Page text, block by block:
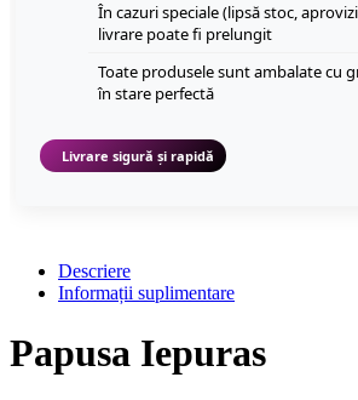
În cazuri speciale (lipsă stoc,
livrare poate fi prelungit
Toate produsele sunt ambalate cu
în stare perfectă
Livrare sigură și rapidă
Descriere
Informații suplimentare
Papusa Iepuras